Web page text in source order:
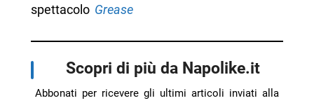
spettacolo Grease
Scopri di più da Napolike.it
Abbonati per ricevere gli ultimi articoli inviati alla